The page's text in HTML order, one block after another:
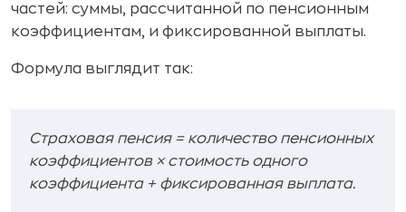
частей: суммы, рассчитанной по пенсионным
коэффициентам, и фиксированной выплаты.
Формула выглядит так:
Страховая пенсия = количество пенсионных
коэффициентов × стоимость одного
коэффициента + фиксированная выплата.